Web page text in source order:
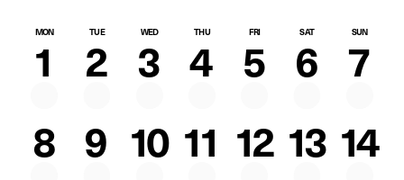
MON TUE WED THU FRI SAT SUN
1 2 3 4 5 6 7
8 9 10 11 12 13 14